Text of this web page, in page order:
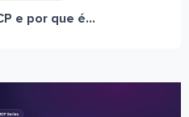
e por que é...